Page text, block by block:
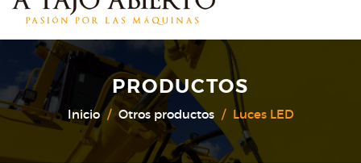
PRODUCTOS
Inicio Otros productos Luces LED